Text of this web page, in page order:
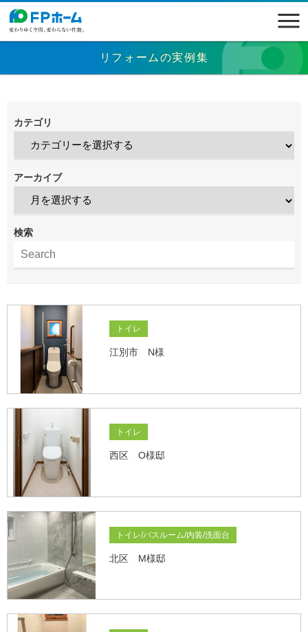
リフォームの実例集
カテゴリ
アーカイブ
検索
トイレ
江別市 N様
トイレ
西区 O様邸
トイレ/バスルーム/内装/洗面台
北区 M様邸